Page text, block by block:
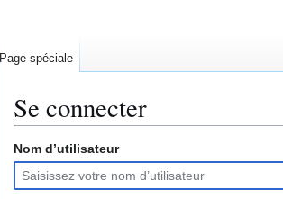
Se connecter
Aller
la
Aller
la
Nom d’utilisateur
Page spéciale